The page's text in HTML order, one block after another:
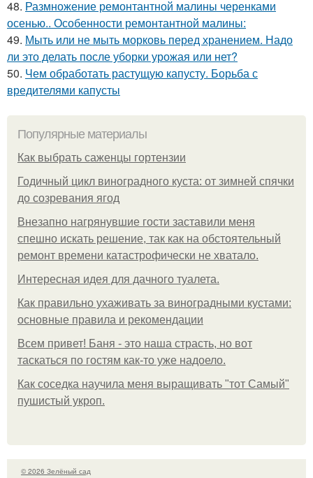
48. Размножение ремонтантной малины черенками
осенью.. Особенности ремонтантной малины:
49. Мыть или не мыть морковь перед хранением. Надо
ли это делать после уборки урожая или нет?
50. Чем обработать растущую капусту. Борьба с
вредителями капусты
Популярные материалы
Как выбрать саженцы гортензии
Годичный цикл виноградного куста: от зимней спячки
до созревания ягод
Внезапно нагрянувшие гости заставили меня
спешно искать решение, так как на обстоятельный
ремонт времени катастрофически не хватало.
Интересная идея для дачного туалета.
Как правильно ухаживать за виноградными кустами:
основные правила и рекомендации
Всем привет! Баня - это наша страсть, но вот
таскаться по гостям как-то уже надоело.
Как соседка научила меня выращивать "тот Самый"
пушистый укроп.
© 2026 Зелёный сад